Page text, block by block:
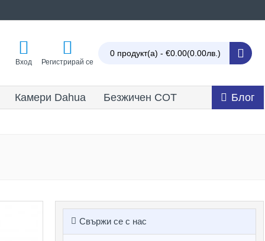
Вход Регистрирай се
0 продукт(а) - €0.00(0.00лв.)
Камери Dahua Безжичен СОТ Блог
Свържи се с нас